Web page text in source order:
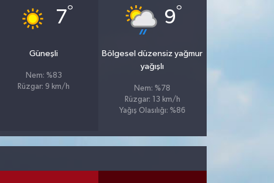
7°
Güneşli
Nem: %83
Rüzgar: 9 km/h
9°
Bölgesel düzensiz yağmur
yağışlı
Nem: %78
Rüzgar: 13 km/h
Yağış Olasılığı: %86